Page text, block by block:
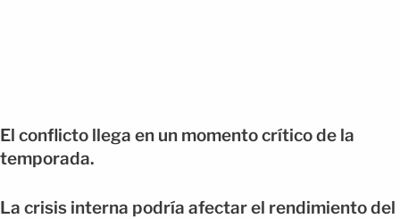
El conflicto llega en un momento crítico de la
temporada.
La crisis interna podría afectar el rendimiento del